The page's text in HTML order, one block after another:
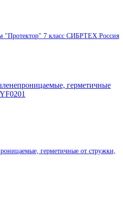
"Протектор" 7 класс СИБРТЕХ Россия
герметичные от стружки,